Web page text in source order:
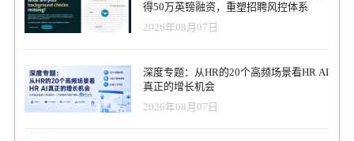
得50万英镑融资，重塑招聘风控体系
2026年08月07日
深度专题：从HR的20个高频场景看HR AI
真正的增长机会
2026年08月07日